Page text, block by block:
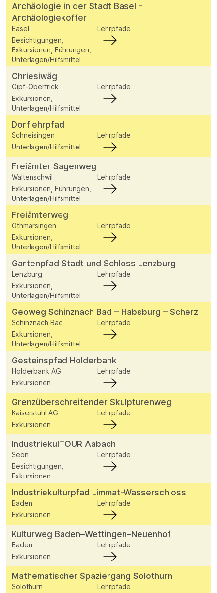
Archäologie in der Stadt Basel -
Archäologiekoffer
Basel
Lehrpfade
Besichtigungen,
Exkursionen, Führungen,
Unterlagen/Hilfsmittel
Chriesiwäg
Gipf-Oberfrick
Lehrpfade
Exkursionen,
Unterlagen/Hilfsmittel
Dorflehrpfad
Schneisingen
Lehrpfade
Unterlagen/Hilfsmittel
Freiämter Sagenweg
Waltenschwil
Lehrpfade
Exkursionen, Führungen,
Unterlagen/Hilfsmittel
Freiämterweg
Othmarsingen
Lehrpfade
Exkursionen,
Unterlagen/Hilfsmittel
Gartenpfad Stadt und Schloss Lenzburg
Lenzburg
Lehrpfade
Exkursionen,
Unterlagen/Hilfsmittel
Geoweg Schinznach Bad – Habsburg – Scherz
Schinznach Bad
Lehrpfade
Exkursionen,
Unterlagen/Hilfsmittel
Gesteinspfad Holderbank
Holderbank AG
Lehrpfade
Exkursionen
Grenzüberschreitender Skulpturenweg
Kaiserstuhl AG
Lehrpfade
Exkursionen
IndustriekulTOUR Aabach
Seon
Lehrpfade
Besichtigungen,
Exkursionen
Industriekulturpfad Limmat-Wasserschloss
Baden
Lehrpfade
Exkursionen
Kulturweg Baden–Wettingen–Neuenhof
Baden
Lehrpfade
Exkursionen
Mathematischer Spaziergang Solothurn
Solothurn
Lehrpfade